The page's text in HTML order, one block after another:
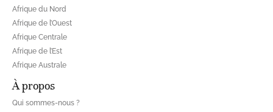
Afrique du Nord
Afrique de l’Ouest
Afrique Centrale
Afrique de l’Est
Afrique Australe
À propos
Qui sommes-nous ?